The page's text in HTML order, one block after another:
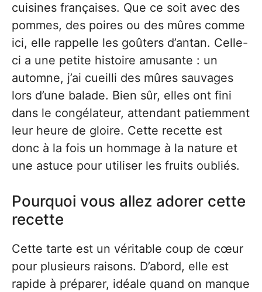
cuisines françaises. Que ce soit avec des
pommes, des poires ou des mûres comme
ici, elle rappelle les goûters d’antan. Celle-
ci a une petite histoire amusante : un
automne, j’ai cueilli des mûres sauvages
lors d’une balade. Bien sûr, elles ont fini
dans le congélateur, attendant patiemment
leur heure de gloire. Cette recette est
donc à la fois un hommage à la nature et
une astuce pour utiliser les fruits oubliés.
Pourquoi vous allez adorer cette
recette
Cette tarte est un véritable coup de cœur
pour plusieurs raisons. D’abord, elle est
rapide à préparer, idéale quand on manque